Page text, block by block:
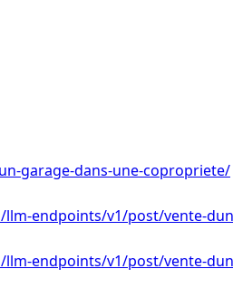
garage-dans-une-copropriete/
endpoints/v1/post/vente-
endpoints/v1/post/vente-